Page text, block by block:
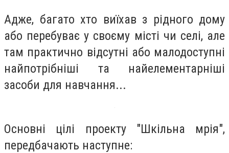
Адже, багато хто виїхав з рідного дому
або перебуває у своєму місті чи селі, але
там практично відсутні або малодоступні
найпотрібніші та найелементарніші
засоби для навчання...
Основні цілі проекту "Шкільна мрія",
передбачають наступне: